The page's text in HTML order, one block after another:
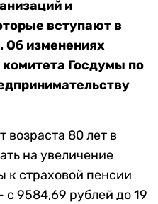
и
вступают в
Об изменениях
комитета Госдумы по
возраста 80 лет в
на увеличение
к страховой пенсии
с 9584,69 рублей до 19